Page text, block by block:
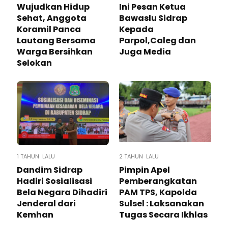
Wujudkan Hidup
Sehat, Anggota
Koramil Panca
Lautang Bersama
Warga Bersihkan
Selokan
Ini Pesan Ketua
Bawaslu Sidrap
Kepada
Parpol,Caleg dan
Juga Media
1 TAHUN LALU
Dandim Sidrap
Hadiri Sosialisasi
Bela Negara Dihadiri
Jenderal dari
Kemhan
2 TAHUN LALU
Pimpin Apel
Pemberangkatan
PAM TPS, Kapolda
Sulsel : Laksanakan
Tugas Secara Ikhlas